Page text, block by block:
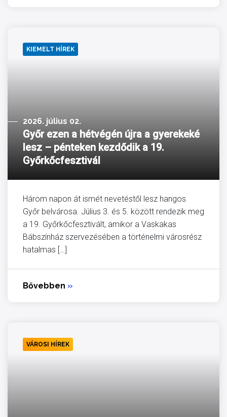
KIEMELT HÍREK
2026. július 02.
Győr ezen a hétvégén újra a gyerekeké
lesz – pénteken kezdődik a 19.
Győrkőcfesztivál
Három napon át ismét nevetéstől lesz hangos
Győr belvárosa. Július 3. és 5. között rendezik meg
a 19. Győrkőcfesztivált, amikor a Vaskakas
Bábszínház szervezésében a történelmi városrész
hatalmas […]
Bővebben »
VÁROSI HÍREK